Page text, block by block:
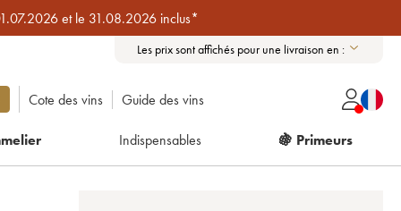
et le 31.08.2026 inclus*
Les prix sont affichés pour une livraison en :
Cote des vins Guide des vins
Indispensables 🍇 Primeurs